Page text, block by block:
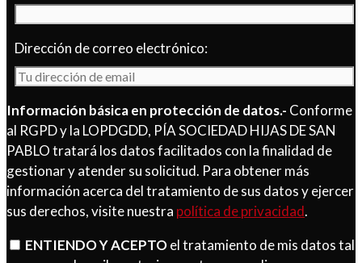
Dirección de correo electrónico:
Información básica en protección de datos.- Conforme
al RGPD y la LOPDGDD, PÍA SOCIEDAD HIJAS DE SAN
PABLO tratará los datos facilitados con la finalidad de
gestionar y atender su solicitud. Para obtener más
información acerca del tratamiento de sus datos y ejercer
sus derechos, visite nuestra política de privacidad.
ENTIENDO Y ACEPTOel tratamiento de mis datos tal